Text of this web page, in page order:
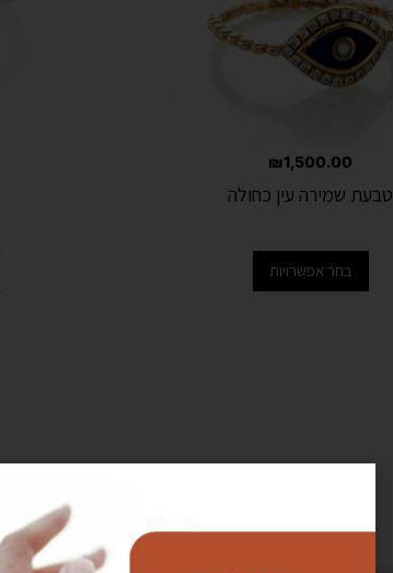
טבעת שמירה עין כחולה
₪1,500.00
בחר אפשרויות
המומלצים שלנו